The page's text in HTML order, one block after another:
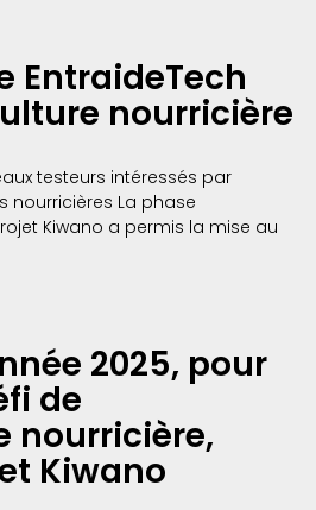
EntraideTech
nourricière
testeurs intéressés par
nourricières La phase
Kiwano a permis la mise au
2025, pour
de
nourricière,
Kiwano